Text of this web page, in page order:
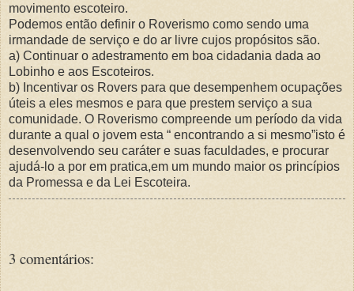
movimento escoteiro.
Podemos então definir o Roverismo como sendo uma
irmandade de serviço e do ar livre cujos propósitos são.
a) Continuar o adestramento em boa cidadania dada ao
Lobinho e aos Escoteiros.
b) Incentivar os Rovers para que desempenhem ocupações
úteis a eles mesmos e para que prestem serviço a sua
comunidade. O Roverismo compreende um período da vida
durante a qual o jovem esta “ encontrando a si mesmo”isto é
desenvolvendo seu caráter e suas faculdades, e procurar
ajudá-lo a por em pratica,em um mundo maior os princípios
da Promessa e da Lei Escoteira.
3 comentários: